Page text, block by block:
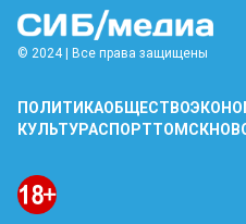
© 2024 | Все права защищены
ПОЛИТИКАОБЩЕСТВО
КУЛЬТУРАСПОРТТОМСК